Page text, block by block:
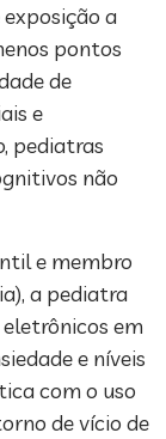
a
pontos
de
e
pediatras
não
e membro
a pediatra
em
e níveis
com o uso
de vício de